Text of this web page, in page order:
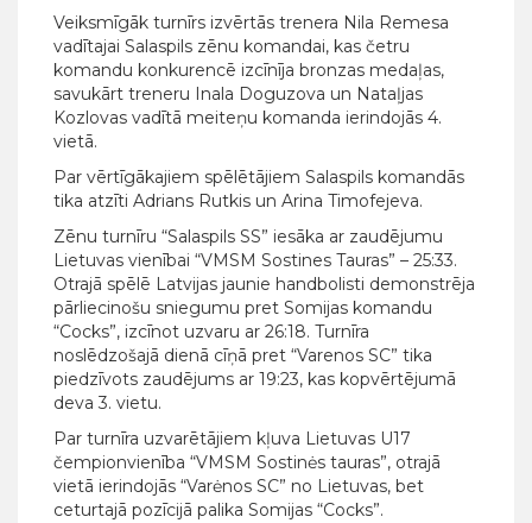
Veiksmīgāk turnīrs izvērtās trenera Nila Remesa
vadītajai Salaspils zēnu komandai, kas četru
komandu konkurencē izcīnīja bronzas medaļas,
savukārt treneru Inala Doguzova un Nataļjas
Kozlovas vadītā meiteņu komanda ierindojās 4.
vietā.
Par vērtīgākajiem spēlētājiem Salaspils komandās
tika atzīti Adrians Rutkis un Arina Timofejeva.
Zēnu turnīru “Salaspils SS” iesāka ar zaudējumu
Lietuvas vienībai “VMSM Sostines Tauras” – 25:33.
Otrajā spēlē Latvijas jaunie handbolisti demonstrēja
pārliecinošu sniegumu pret Somijas komandu
“Cocks”, izcīnot uzvaru ar 26:18. Turnīra
noslēdzošajā dienā cīņā pret “Varenos SC” tika
piedzīvots zaudējums ar 19:23, kas kopvērtējumā
deva 3. vietu.
Par turnīra uzvarētājiem kļuva Lietuvas U17
čempionvienība “VMSM Sostinės tauras”, otrajā
vietā ierindojās “Varėnos SC” no Lietuvas, bet
ceturtajā pozīcijā palika Somijas “Cocks”.